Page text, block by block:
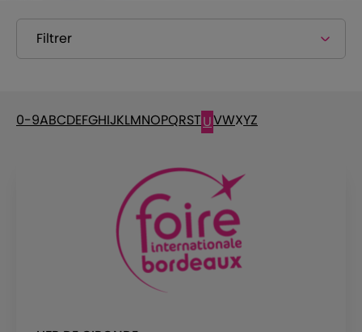
Filtrer
0-9ABCDEFGHIJKLMNOPQRSTUVWXYZ